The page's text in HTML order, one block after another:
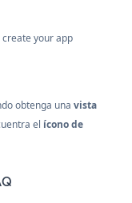
create your app
obtenga una vista
el ícono de